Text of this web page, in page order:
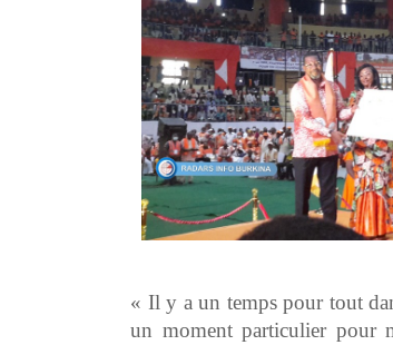
« Il y a un temps pour tout
un moment particulier pour